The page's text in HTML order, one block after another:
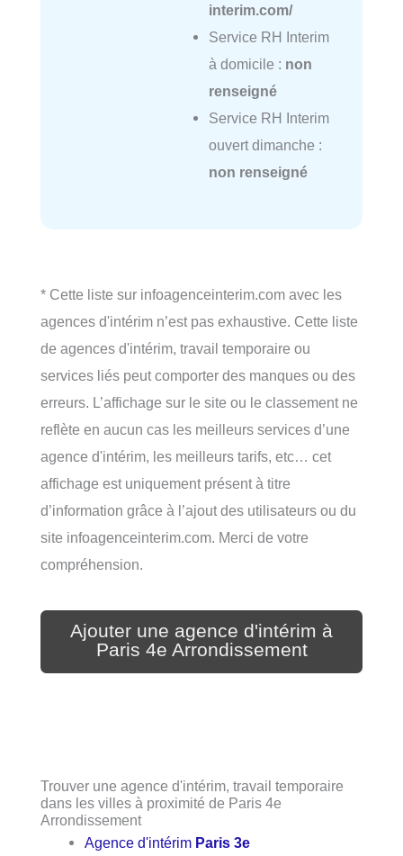
interim.com/
Service RH Interim
à domicile : non
renseigné
Service RH Interim
ouvert dimanche :
non renseigné
* Cette liste sur infoagenceinterim.com avec les
agences d'intérim n’est pas exhaustive. Cette liste
de agences d'intérim, travail temporaire ou
services liés peut comporter des manques ou des
erreurs. L’affichage sur le site ou le classement ne
reflète en aucun cas les meilleurs services d’une
agence d'intérim, les meilleurs tarifs, etc… cet
affichage est uniquement présent à titre
d’information grâce à l’ajout des utilisateurs ou du
site infoagenceinterim.com. Merci de votre
compréhension.
Ajouter une agence d'intérim à
Paris 4e Arrondissement
Trouver une agence d'intérim, travail temporaire
dans les villes à proximité de Paris 4e
Arrondissement
Agence d'intérim Paris 3e